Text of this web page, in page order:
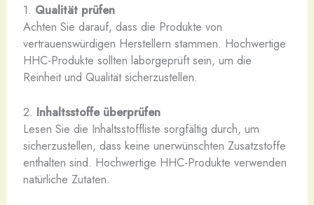
1. Qualität prüfen
Achten Sie darauf, dass die Produkte von
vertrauenswürdigen Herstellern stammen. Hochwertige
HHC-Produkte sollten laborgeprüft sein, um die
Reinheit und Qualität sicherzustellen.
2. Inhaltsstoffe überprüfen
Lesen Sie die Inhaltsstoffliste sorgfältig durch, um
sicherzustellen, dass keine unerwünschten Zusatzstoffe
enthalten sind. Hochwertige HHC-Produkte verwenden
natürliche Zutaten.